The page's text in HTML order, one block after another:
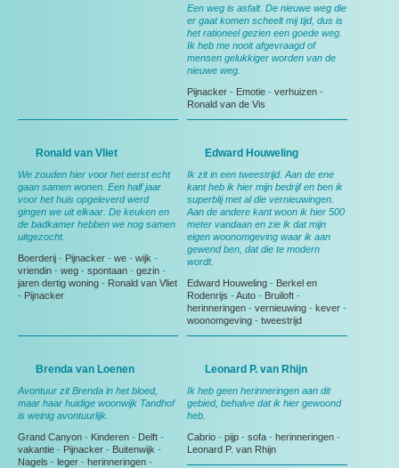
Een weg is asfalt. De nieuwe weg die
er gaat komen scheelt mij tijd, dus is
het rationeel gezien een goede weg.
Ik heb me nooit afgevraagd of
mensen gelukkiger worden van de
nieuwe weg.
Pijnacker - Emotie - verhuizen -
Ronald van de Vis
Ronald van Vliet
We zouden hier voor het eerst echt
gaan samen wonen. Een half jaar
voor het huis opgeleverd werd
gingen we uit elkaar. De keuken en
de badkamer hebben we nog samen
uitgezocht.
Boerderij - Pijnacker - we - wijk -
vriendin - weg - spontaan - gezin -
jaren dertig woning - Ronald van Vliet
- Pijnacker
Edward Houweling
Ik zit in een tweestrijd. Aan de ene
kant heb ik hier mijn bedrijf en ben ik
superblij met al die vernieuwingen.
Aan de andere kant woon ik hier 500
meter vandaan en zie ik dat mijn
eigen woonomgeving waar ik aan
gewend ben, dat die te modern
wordt.
Edward Houweling - Berkel en
Rodenrijs -Auto - Bruiloft -
herinneringen - vernieuwing - kever -
woonomgeving - tweestrijd
Brenda van Loenen
Avontuur zit Brenda in het bloed,
maar haar huidige woonwijk Tandhof
is weinig avontuurlijk.
Grand Canyon - Kinderen - Delft -
vakantie - Pijnacker - Buitenwijk -
Nagels - leger - herinneringen -
Leonard P. van Rhijn
Ik heb geen herinneringen aan dit
gebied, behalve dat ik hier gewoond
heb.
Cabrio - pijp - sofa - herinneringen -
Leonard P. van Rhijn